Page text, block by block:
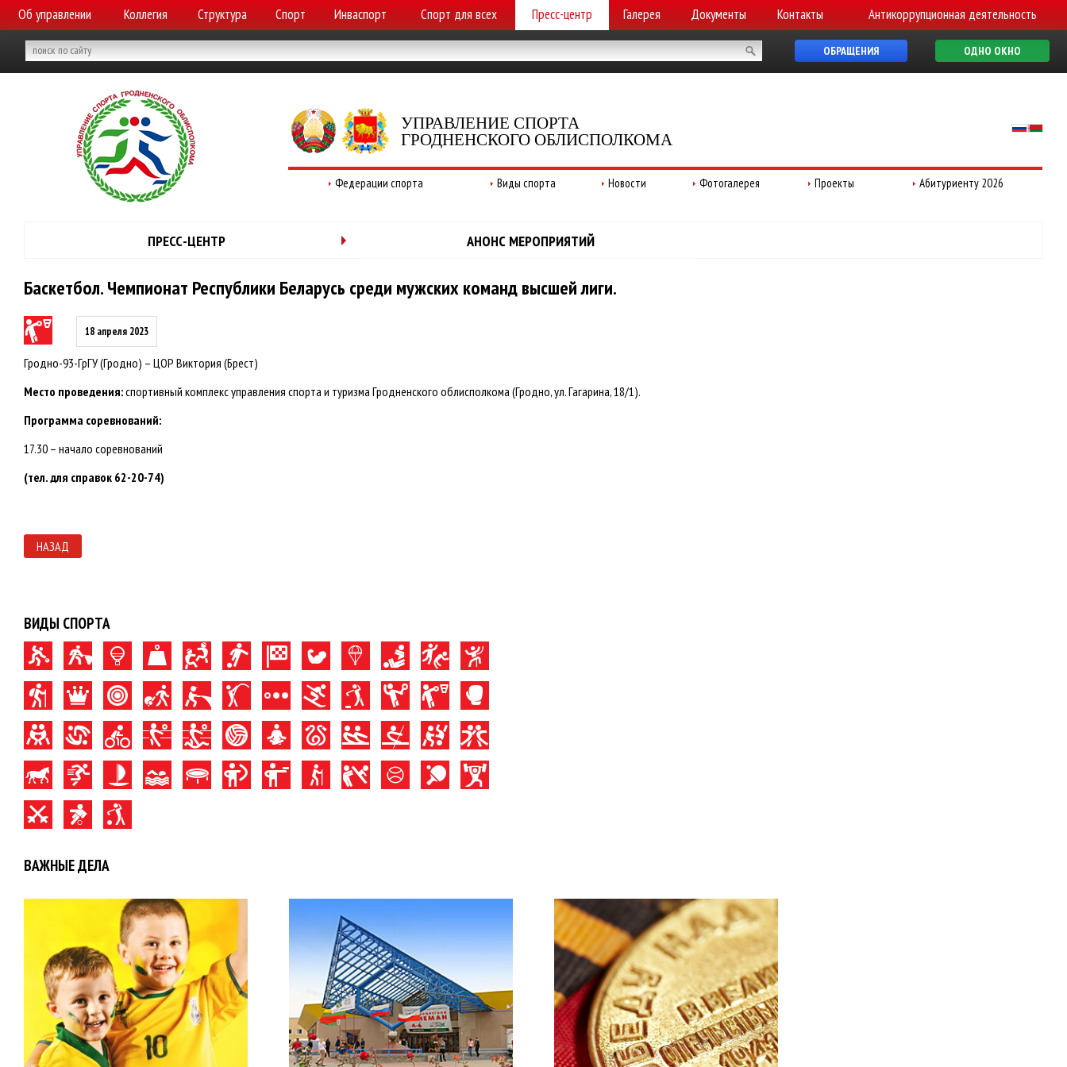
Об управлении Коллегия Структура Спорт Инваспорт Спорт для всех Пресс-центр Галерея Документы Контакты Антикоррупционная деятельность
ОБРАЩЕНИЯ ОДНО ОКНО
УПРАВЛЕНИЕ СПОРТА
ГРОДНЕНСКОГО ОБЛИСПОЛКОМА
Федерации спорта Виды спорта Новости Фотогалерея Проекты Абитуриенту 2026
ПРЕСС-ЦЕНТР АНОНС МЕРОПРИЯТИЙ
Баскетбол. Чемпионат Республики Беларусь среди мужских команд высшей лиги.
18 апреля 2023
Гродно-93-ГрГУ (Гродно) – ЦОР Виктория (Брест)
Место проведения:спортивный комплекс управления спорта и туризма Гродненского облисполкома (Гродно, ул. Гагарина, 18/1).
Программа соревнований:
17.30 – начало соревнований
(тел. для справок 62-20-74)
НАЗАД
ВИДЫ СПОРТА
ВАЖНЫЕ ДЕЛА